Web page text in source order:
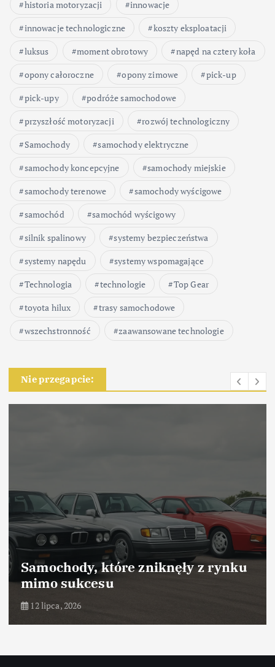
historia motoryzacji
innowacje
innowacje technologiczne
koszty eksploatacji
luksus
moment obrotowy
napęd na cztery koła
opony całoroczne
opony zimowe
pick-up
pick-upy
podróże samochodowe
przyszłość motoryzacji
rozwój technologiczny
Samochody
samochody elektryczne
samochody koncepcyjne
samochody miejskie
samochody terenowe
samochody wyścigowe
samochód
samochód wyścigowy
silnik spalinowy
systemy bezpieczeństwa
systemy napędu
systemy wspomagające
Technologia
technologie
Top Gear
toyota hilux
trasy samochodowe
wszechstronność
zaawansowane technologie
Nie przegapcie:
Samochody, które zniknęły z rynku
mimo sukcesu
12 lipca, 2026